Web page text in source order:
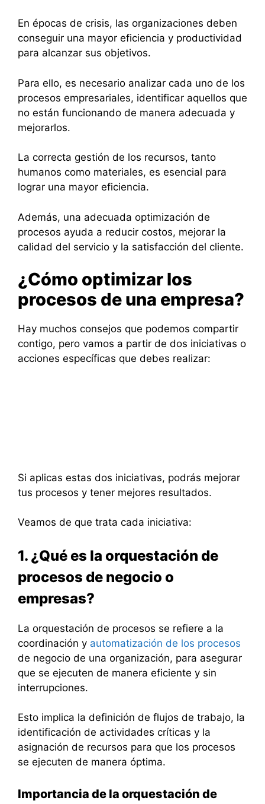
En épocas de crisis, las organizaciones deben
conseguir una mayor eficiencia y productividad
para alcanzar sus objetivos.
Para ello, es necesario analizar cada uno de los
procesos empresariales, identificar aquellos que
no están funcionando de manera adecuada y
mejorarlos.
La correcta gestión de los recursos, tanto
humanos como materiales, es esencial para
lograr una mayor eficiencia.
Además, una adecuada optimización de
procesos ayuda a reducir costos, mejorar la
calidad del servicio y la satisfacción del cliente.
¿Cómo optimizar los
procesos de una empresa?
Hay muchos consejos que podemos compartir
contigo, pero vamos a partir de dos iniciativas o
acciones específicas que debes realizar:
Si aplicas estas dos iniciativas, podrás mejorar
tus procesos y tener mejores resultados.
Veamos de que trata cada iniciativa:
1. ¿Qué es la orquestación de
procesos de negocio o
empresas?
La orquestación de procesos se refiere a la
coordinación y automatización de los procesos
de negocio de una organización, para asegurar
que se ejecuten de manera eficiente y sin
interrupciones.
Esto implica la definición de flujos de trabajo, la
identificación de actividades críticas y la
asignación de recursos para que los procesos
se ejecuten de manera óptima.
Importancia de la orquestación de